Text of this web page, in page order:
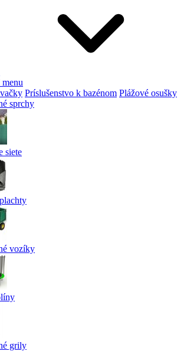
Príslušenstvo k bazénom Plážové osušky
sprchy
siete
vozíky
grily